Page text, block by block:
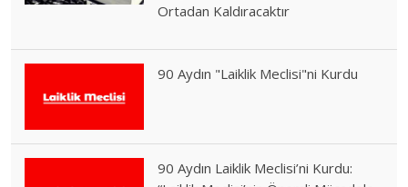
Ortadan Kaldıracaktır
90 Aydın "Laiklik Meclisi"ni Kurdu
90 Aydın Laiklik Meclisi’ni Kurdu: